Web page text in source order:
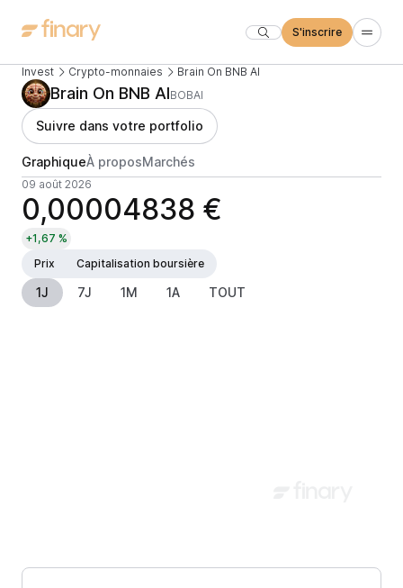
S'inscrire
Invest Crypto-monnaies Brain On BNB AI
Brain On BNB AIBOBAI
Suivre dans votre portfolio
GraphiqueÀ proposMarchés
09 août 2026
0,00004838 €
+1,67 %
Prix
Capitalisation boursière
1J 7J 1M 1A TOUT